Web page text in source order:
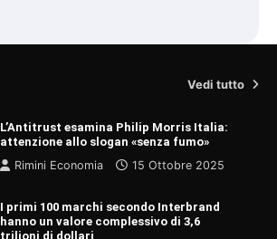
Vedi tutto
L’Antitrust esamina Philip Morris Italia:
attenzione allo slogan «senza fumo»
Rimini Economia
15 Ottobre 2025
I primi 100 marchi secondo Interbrand
hanno un valore complessivo di 3,6
trilioni di dollari